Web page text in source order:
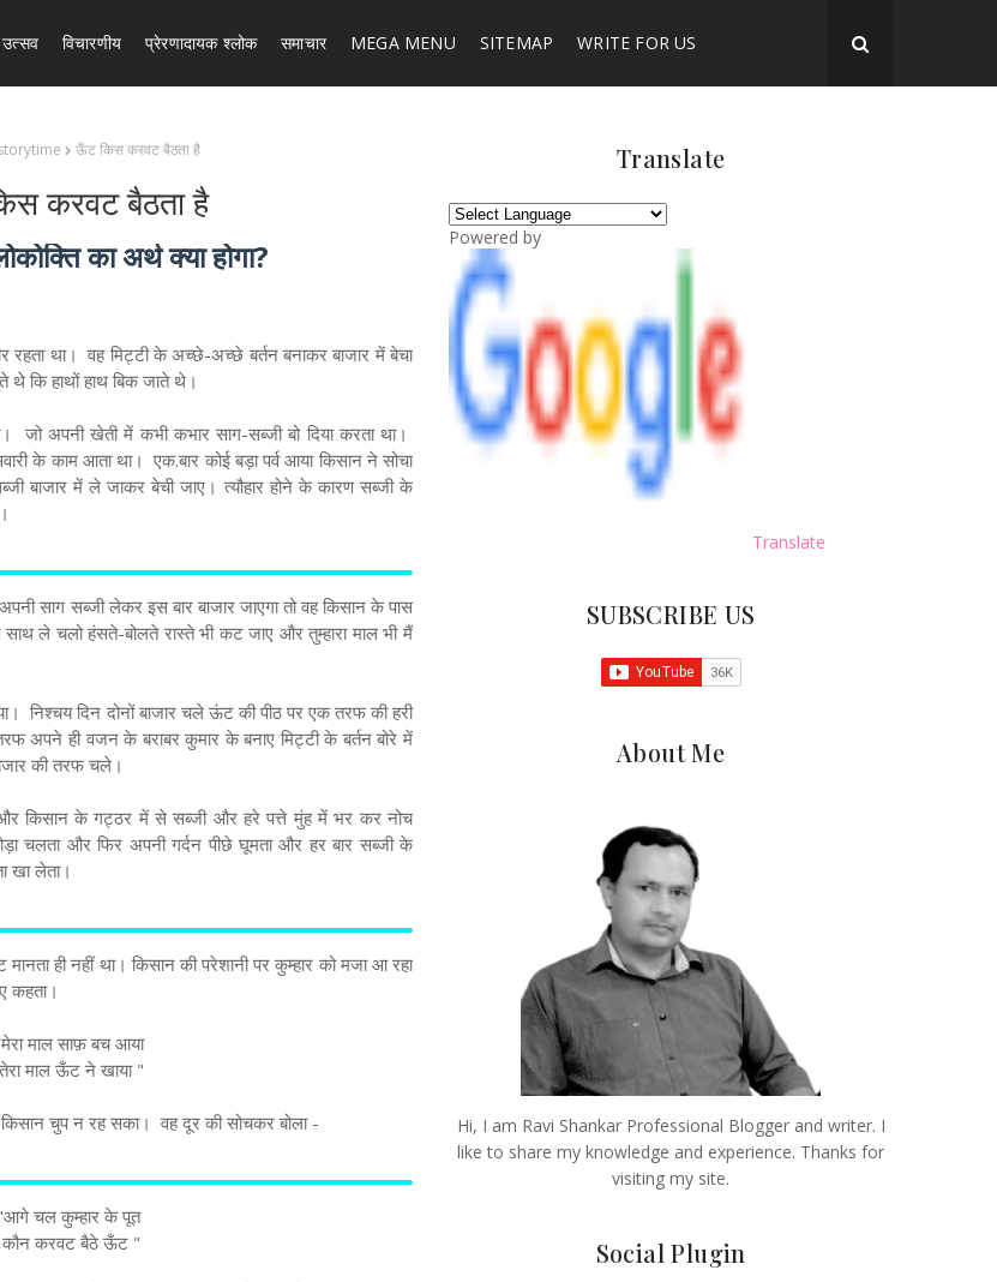
उत्सव विचारणीय प्रेरणादायक श्लोक समाचार MEGA MENU SITEMAP WRITE FOR US
ऊँट किस करवट बैठता है
करवट बैठता है
का अर्थ क्या होगा?
था। वह मिट्टी के अच्छे-अच्छे बर्तन बनाकर बाजार में बेचा
कि हाथों हाथ बिक जाते थे।
जो अपनी खेती में कभी कभार साग-सब्जी बो दिया करता था।
के काम आता था। एक.बार कोई बड़ा पर्व आया किसान ने सोचा
बाजार में ले जाकर बेची जाए। त्यौहार होने के कारण सब्जी के
साग सब्जी लेकर इस बार बाजार जाएगा तो वह किसान के पास
ले चलो हंसते-बोलते रास्ते भी कट जाए और तुम्हारा माल भी मैं
निश्चय दिन दोनों बाजार चले ऊंट की पीठ पर एक तरफ की हरी
अपने ही वजन के बराबर कुमार के बनाए मिट्टी के बर्तन बोरे में
की तरफ चले।
किसान के गट्ठर में से सब्जी और हरे पत्ते मुंह में भर कर नोच
चलता और फिर अपनी गर्दन पीछे घूमता और हर बार सब्जी के
खा लेता।
ही नहीं था। किसान की परेशानी पर कुम्हार को मजा आ रहा
कहता।
माल साफ़ बच आया
तेरा माल ऊँट ने खाया "
किसान चुप न रह सका। वह दूर की सोचकर बोला -
चल कुम्हार के पूत
कौन करवट बैठे ऊँट "
Translate
Powered by
Translate
SUBSCRIBE US
About Me
Hi, I am Ravi Shankar Professional Blogger and writer. I
like to share my knowledge and experience. Thanks for
visiting my site.
Social Plugin